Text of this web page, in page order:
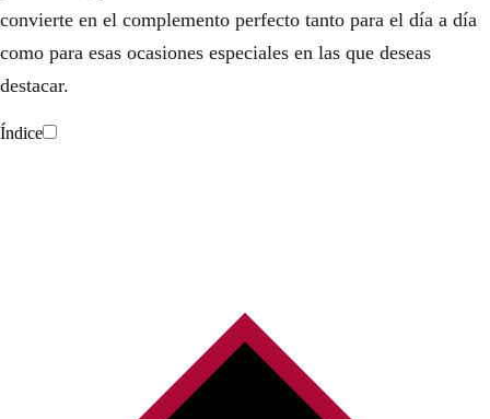
convierte en el complemento perfecto tanto para el día a día
como para esas ocasiones especiales en las que deseas
destacar.
Índice